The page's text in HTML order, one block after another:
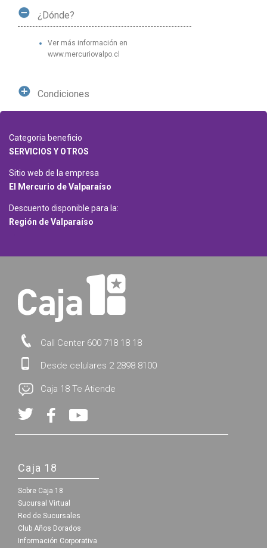
¿Dónde?
Ver más información en
www.mercuriovalpo.cl
Condiciones
Categoria beneficio
SERVICIOS Y OTROS
Sitio web de la empresa
El Mercurio de Valparaíso
Descuento disponible para la:
Región de Valparaíso
Call Center 600 718 18 18
Desde celulares 2 2898 8100
Caja 18 Te Atiende
Caja 18
Sobre Caja 18
Sucursal Virtual
Red de Sucursales
Club Años Dorados
Información Corporativa